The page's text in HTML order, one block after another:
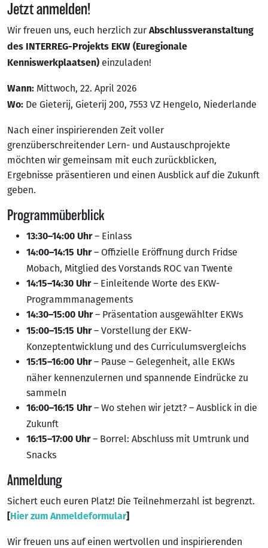
Jetzt anmelden!
Wir freuen uns, euch herzlich zur Abschlussveranstaltung
des INTERREG-Projekts EKW (Euregionale
Kenniswerkplaatsen) einzuladen!
Wann: Mittwoch, 22. April 2026
Wo: De Gieterij, Gieterij 200, 7553 VZ Hengelo, Niederlande
Nach einer inspirierenden Zeit voller
grenzüberschreitender Lern- und Austauschprojekte
möchten wir gemeinsam mit euch zurückblicken,
Ergebnisse präsentieren und einen Ausblick auf die Zukunft
geben.
Programmüberblick
13:30–14:00 Uhr– Einlass
14:00–14:15 Uhr– Offizielle Eröffnung durch Fridse
Mobach, Mitglied des Vorstands ROC van Twente
14:15–14:30 Uhr– Einleitende Worte des EKW-
Programmmanagements
14:30–15:00 Uhr– Präsentation ausgewählter EKWs
15:00–15:15 Uhr– Vorstellung der EKW-
Konzeptentwicklung und des Curriculumsvergleichs
15:15–16:00 Uhr– Pause – Gelegenheit, alle EKWs
näher kennenzulernen und spannende Eindrücke zu
sammeln
16:00–16:15 Uhr– Wo stehen wir jetzt? – Ausblick in die
Zukunft
16:15–17:00 Uhr– Borrel: Abschluss mit Umtrunk und
Snacks
Anmeldung
Sichert euch euren Platz! Die Teilnehmerzahl ist begrenzt.
Hier zum Anmeldeformular]
Wir freuen uns auf einen wertvollen und inspirierenden